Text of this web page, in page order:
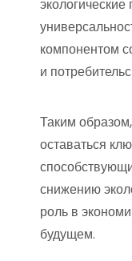
компонентом
и
Таким
оставаться
снижению
роль в
будущем.